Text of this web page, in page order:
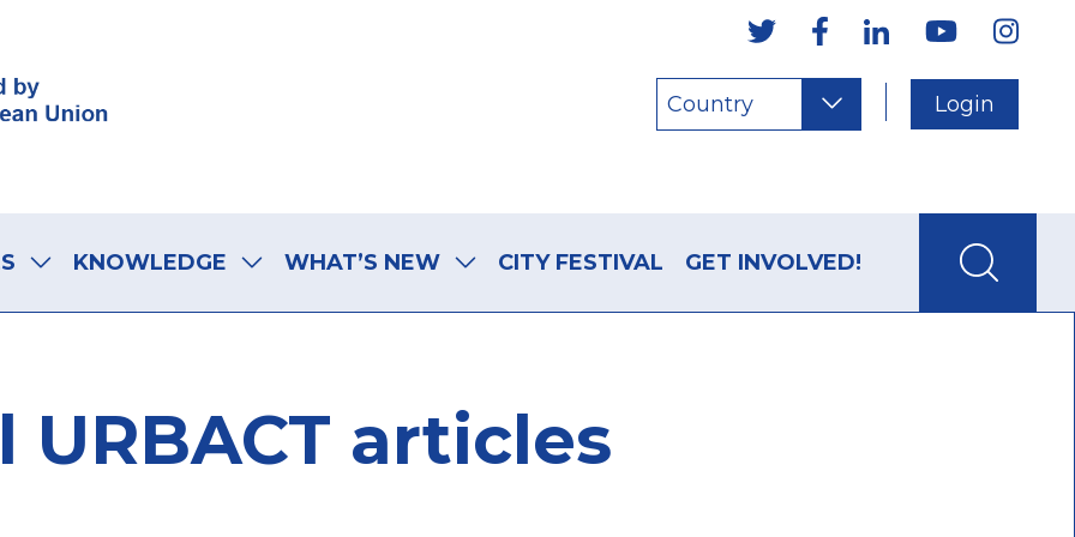
Country Login
KNOWLEDGE WHAT’S NEW CITY FESTIVAL GET INVOLVED!
URBACT articles